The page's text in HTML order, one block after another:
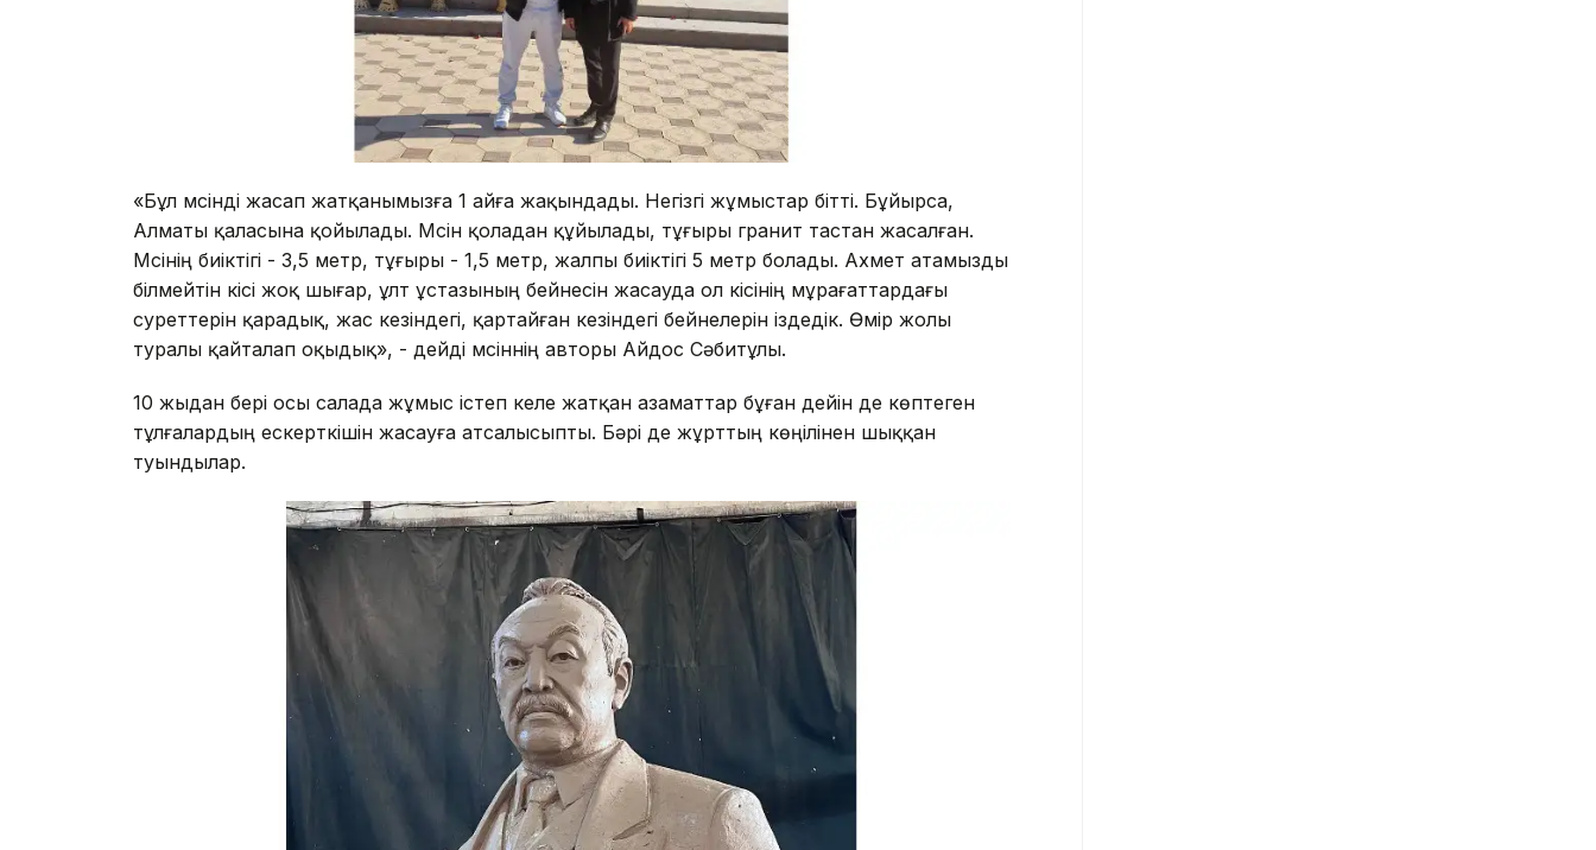
«Бұл мүсінді жасап жатқанымызға 1 айға жақындады. Негізгі жұмыстар бітті. Бұйырса,
Алматы қаласына қойылады. Мүсін қоладан құйылады, тұғыры гранит тастан жасалған.
Мүсінің биіктігі - 3,5 метр, тұғыры - 1,5 метр, жалпы биіктігі 5 метр болады. Ахмет атамызды
білмейтін кісі жоқ шығар, ұлт ұстазының бейнесін жасауда ол кісінің мұрағаттардағы
суреттерін қарадық, жас кезіндегі, қартайған кезіндегі бейнелерін іздедік. Өмір жолы
туралы қайталап оқыдық», - дейді мүсіннің авторы Айдос Сәбитұлы.
10 жыдан бері осы салада жұмыс істеп келе жатқан азаматтар бұған дейін де көптеген
тұлғалардың ескерткішін жасауға атсалысыпты. Бәрі де жұрттың көңілінен шыққан
туындылар.